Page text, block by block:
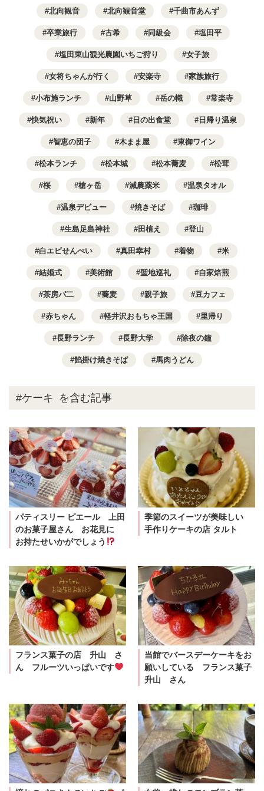
北向観音 北向観音堂 千曲市あんず
卒業旅行 古希 同級会 塩田平
塩田東山観光農園いちご狩り 女子旅
女将ちゃんが行く 安楽寺 家族旅行
小布施ランチ 山野草 岳の幟 常楽寺
快気祝い 新年 日の出食堂 日帰り温泉
智恵の団子 木まま屋 東御ワイン
松本ランチ 松本城 松本蕎麦 松茸
桜 槍ヶ岳 減農薬米 温泉タオル
温泉デビュー 焼きそば 珈琲
生島足島神社 田植え 登山
白エビせんべい 真田幸村 着物 米
結婚式 美術館 聖地巡礼 自家焙煎
茶房パ二 蕎麦 親子旅 豆カフェ
赤ちゃん 軽井沢おもちゃ王国 里帰り
長野ランチ 長野大学 除夜の鐘
餡掛け焼きそば 馬肉うどん
#ケーキ を含む記事
パティスリー ピエール 上田
のお菓子屋さん お花見に
お持たせいかがでしょう
季節のスイーツが美味しい
手作りケーキの店 タルト
フランス菓子の店 升山 さ
ん フルーツいっぱいです
当館でバースデーケーキをお
願いしている フランス菓子
升山 さん